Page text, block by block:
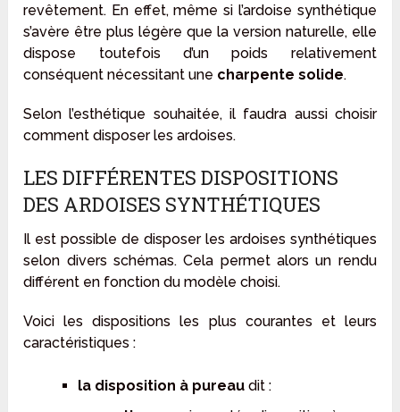
revêtement. En effet, même si l’ardoise synthétique
s’avère être plus légère que la version naturelle, elle
dispose toutefois d’un poids relativement
conséquent nécessitant une charpente solide.
Selon l’esthétique souhaitée, il faudra aussi choisir
comment disposer les ardoises.
LES DIFFÉRENTES DISPOSITIONS
DES ARDOISES SYNTHÉTIQUES
Il est possible de disposer les ardoises synthétiques
selon divers schémas. Cela permet alors un rendu
différent en fonction du modèle choisi.
Voici les dispositions les plus courantes et leurs
caractéristiques :
la disposition à pureaudit :